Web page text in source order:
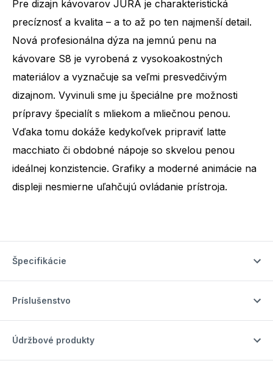
Pre dizajn kávovarov JURA je charakteristická
precíznosť a kvalita – a to až po ten najmenší detail.
Nová profesionálna dýza na jemnú penu na
kávovare S8 je vyrobená z vysokoakostných
materiálov a vyznačuje sa veľmi presvedčivým
dizajnom. Vyvinuli sme ju špeciálne pre možnosti
prípravy špecialít s mliekom a mliečnou penou.
Vďaka tomu dokáže kedykoľvek pripraviť latte
macchiato či obdobné nápoje so skvelou penou
ideálnej konzistencie. Grafiky a moderné animácie na
displeji nesmierne uľahčujú ovládanie prístroja.
Špecifikácie
Príslušenstvo
Údržbové produkty